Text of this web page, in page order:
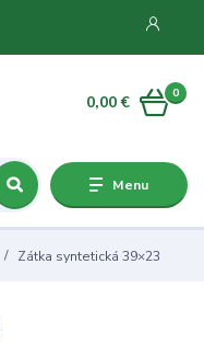
Menu
0
0,00 €
Zátka syntetická 39×23